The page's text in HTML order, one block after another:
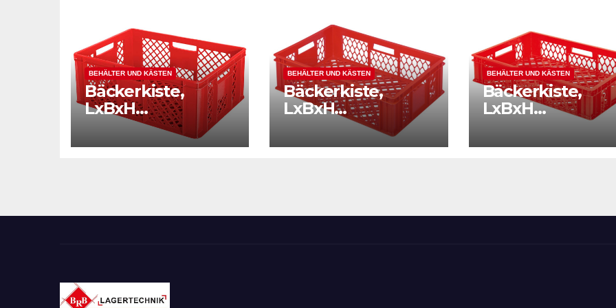
BEHÄLTER UND KÄSTEN
Bäckerkiste,
LxBxH
600x400x240 mm,
rot
BEHÄLTER UND KÄSTEN
Bäckerkiste,
LxBxH
600x400x170 mm,
Wände und
rot
BEHÄLTER UND KÄSTEN
Bäckerkiste,
LxBxH
600x400x130
Wände und
rot